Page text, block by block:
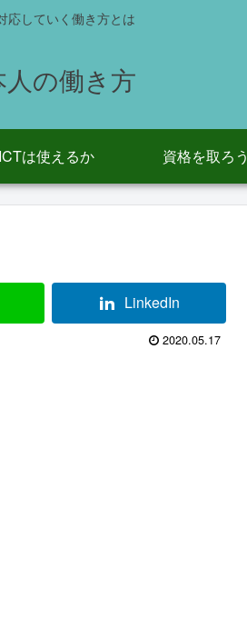
応していく働き方とは
人の働き方
ICTは使えるか 資格を取ろう
LinkedIn
2020.05.17